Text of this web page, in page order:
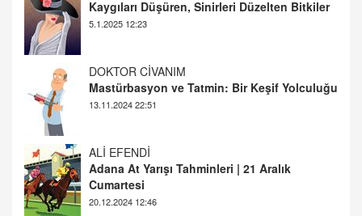
Mastürbasyon ve Tatmin: Bir Keşif Yolculuğu
13.11.2024 22:51
ALİ EFENDİ
Adana At Yarışı Tahminleri | 21 Aralık
Cumartesi
TUTKUNUN PERİSİ
Sağlıklı Bir Cinsel Yaşam ile İlgili Bilinmesi
Gerekenler
08.11.2024 13:16